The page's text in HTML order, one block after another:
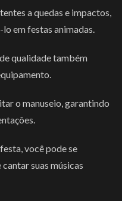
a quedas e impactos,
em festas animadas.
qualidade também
o manuseio, garantindo
você pode se
suas músicas